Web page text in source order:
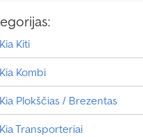
Kia Kiti
Kia Kombi
Kia Plokščias / Brezentas
Kia Transporteriai
k
a
u
s
ų